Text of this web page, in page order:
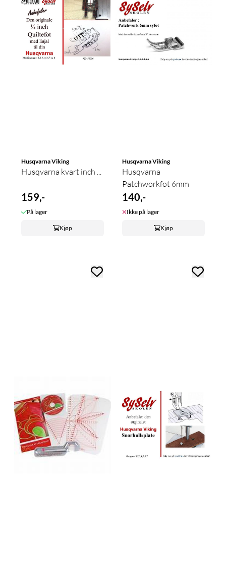
Husqvarna Viking
Husqvarna kvart inch ...
159,-
På lager
Kjøp
Husqvarna Viking
Husqvarna
Patchworkfot 6mm
140,-
Ikke på lager
Kjøp